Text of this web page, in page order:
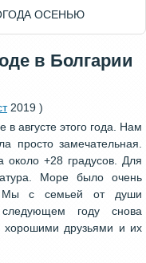
ОСЕНЬЮ
в Болгарии
2019 )
августе этого года. Нам
просто замечательная.
около +28 градусов. Для
Море было очень
Мы с семьей от души
году снова
друзьями и их